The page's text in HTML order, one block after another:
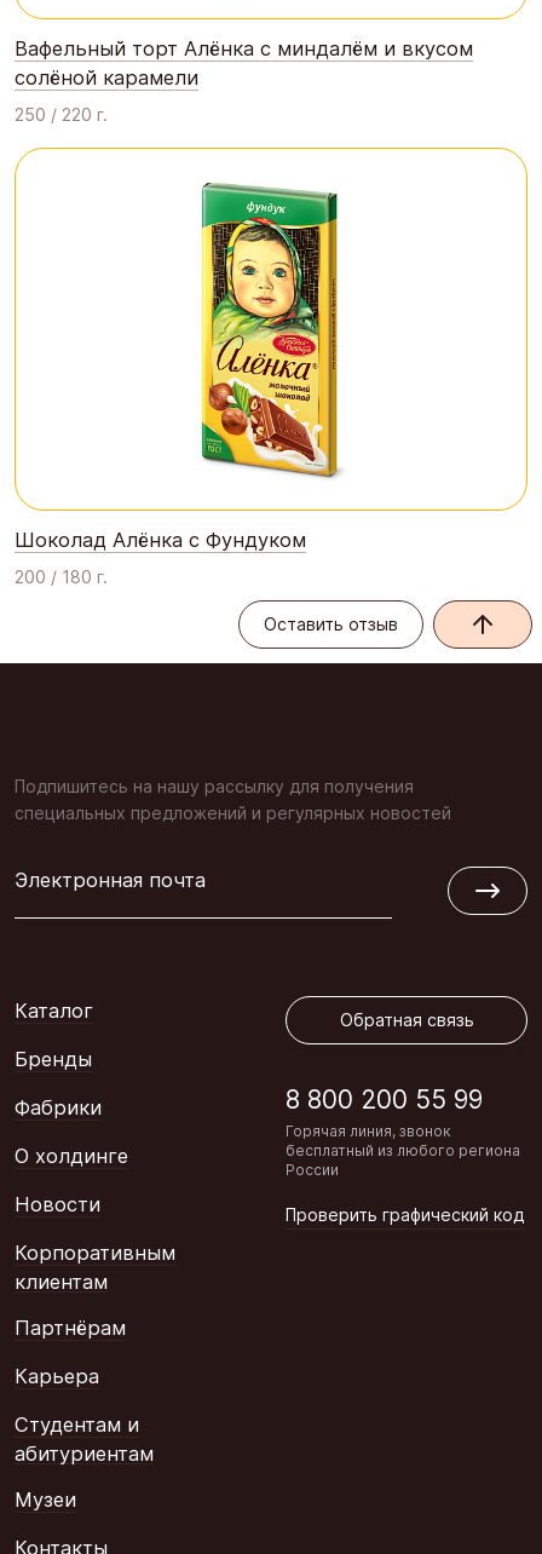
Вафельный торт Алёнка с миндалём и вкусом
солёной карамели
250 / 220 г.
Шоколад Алёнка с Фундуком
200 / 180 г.
Оставить отзыв
Подпишитесь на нашу рассылку для получения
специальных предложений и регулярных новостей
Электронная почта
Каталог
Бренды
Фабрики
О холдинге
Новости
Корпоративным
клиентам
Партнёрам
Карьера
Студентам и
абитуриентам
Музеи
Контакты
Обратная связь
8 800 200 55 99
Горячая линия, звонок
бесплатный из любого региона
России
Проверить графический код